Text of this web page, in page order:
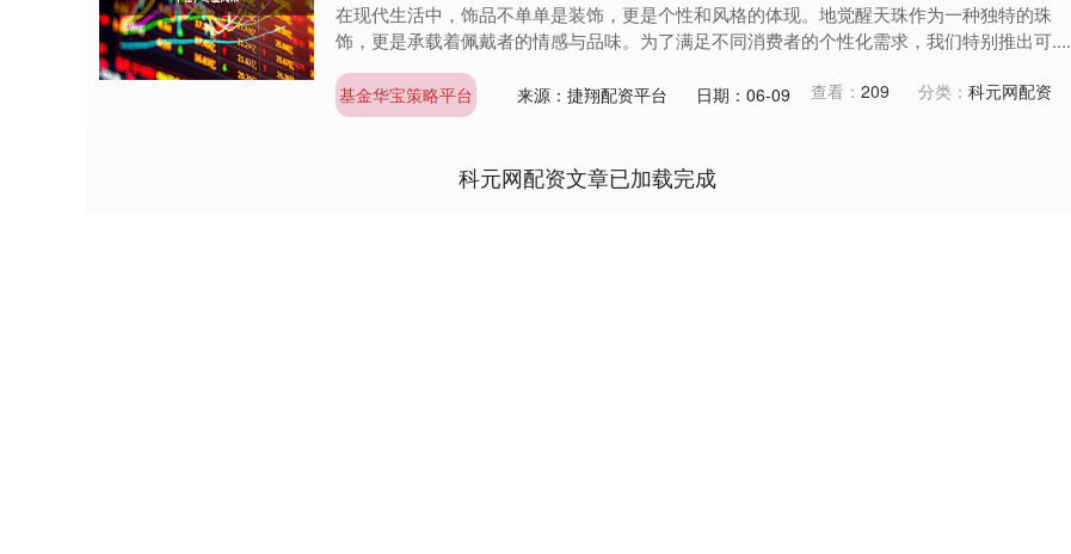
在现代生活中，饰品不单单是装饰，更是个性和风格的体现。地觉醒天珠作为一种独特的珠
饰，更是承载着佩戴者的情感与品味。为了满足不同消费者的个性化需求，我们特别推出可....
基金华宝策略平台 来源：捷翔配资平台 日期：06-09 查看： 209 分类： 科元网配资
科元网配资文章已加载完成